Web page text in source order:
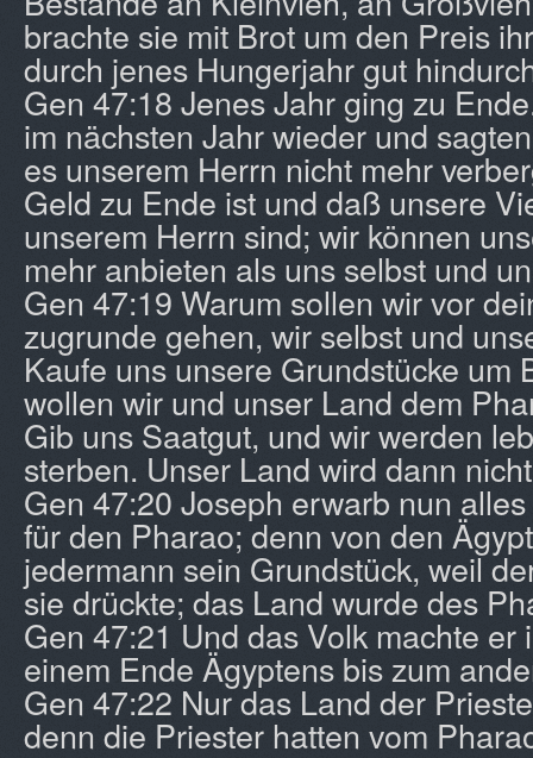
brachte sie mit Brot um den Preis
durch jenes Hungerjahr gut
Gen 47:18 Jenes Jahr ging zu
im nächsten Jahr wieder und
es unserem Herrn nicht mehr
Geld zu Ende ist und daß unsere
unserem Herrn sind; wir können
mehr anbieten als uns selbst und
Gen 47:19 Warum sollen wir vor
zugrunde gehen, wir selbst und
Kaufe uns unsere Grundstücke um
wollen wir und unser Land dem
Gib uns Saatgut, und wir werden
sterben. Unser Land wird dann
Gen 47:20 Joseph erwarb nun
für den Pharao; denn von den
jedermann sein Grundstück, weil
sie drückte; das Land wurde des
Gen 47:21 Und das Volk machte er
einem Ende Ägyptens bis zum
Gen 47:22 Nur das Land der
denn die Priester hatten vom